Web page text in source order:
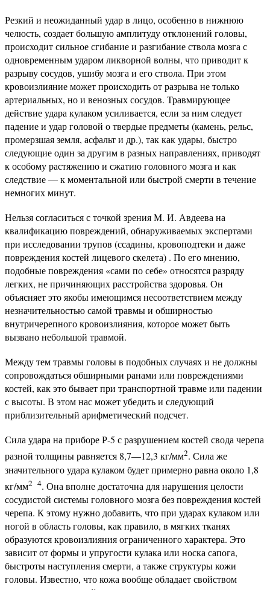
Резкий и неожиданный удар в лицо, особенно в нижнюю
челюсть, создает большую амплитуду отклонений головы,
происходит сильное сгибание и разгибание ствола мозга с
одновременным ударом ликворной волны, что приводит к
разрыву сосудов, ушибу мозга и его ствола. При этом
кровоизлияние может происходить от разрыва не только
артериальных, но и венозных сосудов. Травмирующее
действие удара кулаком усиливается, если за ним следует
падение и удар головой о твердые предметы (камень, рельс,
промерзшая земля, асфальт и др.), так как удары, быстро
следующие один за другим в разных направлениях, приводят
к особому растяжению и сжатию головного мозга и как
следствие — к моментальной или быстрой смерти в течение
немногих минут.
Нельзя согласиться с точкой зрения М. И. Авдеева на
квалификацию повреждений, обнаруживаемых экспертами
при исследовании трупов (ссадины, кровоподтеки и даже
повреждения костей лицевого скелета) . По его мнению,
подобные повреждения «сами по себе» относятся разряду
легких, не причиняющих расстройства здоровья. Он
объясняет это якобы имеющимся несоответствием между
незначительностью самой травмы и обширностью
внутричерепного кровоизлияния, которое может быть
вызвано небольшой травмой.
Между тем травмы головы в подобных случаях и не должны
сопровождаться обширными ранами или повреждениями
костей, как это бывает при транспортной травме или падении
с высоты. В этом нас может убедить и следующий
приблизительный арифметический подсчет.
Сила удара на приборе Р-5 с разрушением костей свода черепа
разной толщины равняется 8,7—12,3 кг/мм2. Сила же
значительного удара кулаком будет примерно равна около 1,8
кг/мм2 4. Она вполне достаточна для нарушения целости
сосудистой системы головного мозга без повреждения костей
черепа. К этому нужно добавить, что при ударах кулаком или
ногой в область головы, как правило, в мягких тканях
образуются кровоизлияния ограниченного характера. Это
зависит от формы и упругости кулака или носка сапога,
быстроты наступления смерти, а также структуры кожи
головы. Известно, что кожа вообще обладает свойством